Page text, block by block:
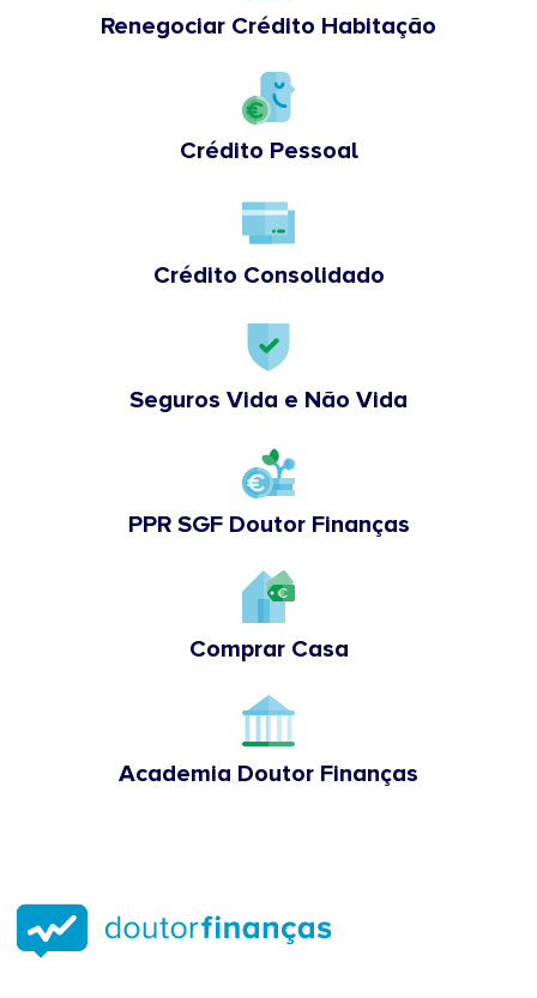
Renegociar Crédito Habitação
Crédito Pessoal
Crédito Consolidado
Seguros Vida e Não Vida
PPR SGF Doutor Finanças
Comprar Casa
Academia Doutor Finanças